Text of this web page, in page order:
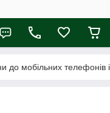
до мобільних телефонів